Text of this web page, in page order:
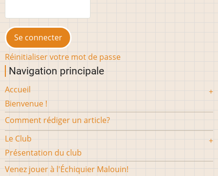
Réinitialiser votre mot de passe
Navigation principale
Accueil
Bienvenue !
Comment rédiger un article?
Le Club
Présentation du club
Venez jouer à l'Échiquier Malouin!